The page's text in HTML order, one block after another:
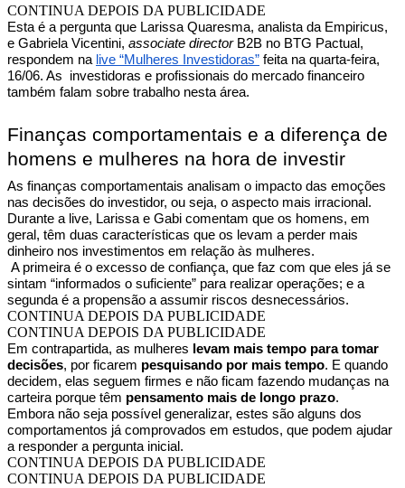
CONTINUA DEPOIS DA PUBLICIDADE
Esta é a pergunta que Larissa Quaresma, analista da Empiricus,
e Gabriela Vicentini, associate director B2B no BTG Pactual,
respondem na live “Mulheres Investidoras” feita na quarta-feira,
16/06. As investidoras e profissionais do mercado financeiro
também falam sobre trabalho nesta área.
Finanças comportamentais e a diferença de
homens e mulheres na hora de investir
As finanças comportamentais analisam o impacto das emoções
nas decisões do investidor, ou seja, o aspecto mais irracional.
Durante a live, Larissa e Gabi comentam que os homens, em
geral, têm duas características que os levam a perder mais
dinheiro nos investimentos em relação às mulheres.
A primeira é o excesso de confiança, que faz com que eles já se
sintam “informados o suficiente” para realizar operações; e a
segunda é a propensão a assumir riscos desnecessários.
CONTINUA DEPOIS DA PUBLICIDADE
CONTINUA DEPOIS DA PUBLICIDADE
Em contrapartida, as mulheres levam mais tempo para tomar
decisões, por ficarem pesquisando por mais tempo. E quando
decidem, elas seguem firmes e não ficam fazendo mudanças na
carteira porque têm pensamento mais de longo prazo.
Embora não seja possível generalizar, estes são alguns dos
comportamentos já comprovados em estudos, que podem ajudar
a responder a pergunta inicial.
CONTINUA DEPOIS DA PUBLICIDADE
CONTINUA DEPOIS DA PUBLICIDADE